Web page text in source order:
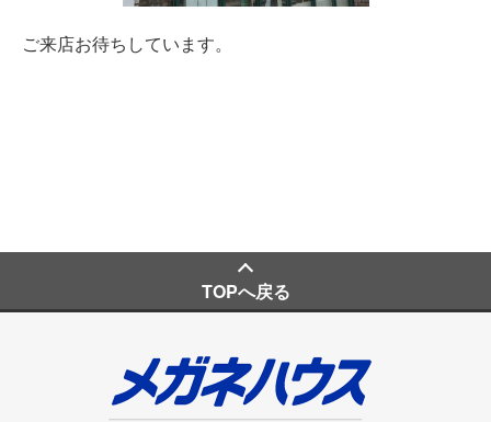
ご来店お待ちしています。
TOPへ戻る